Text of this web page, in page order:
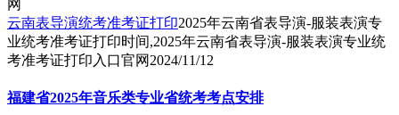
云南表导演统考准考证打印2025年云南省表导演-服装表演专
业统考准考证打印时间,2025年云南省表导演-服装表演专业统
考准考证打印入口官网 2024/11/12
福建省2025年音乐类专业省统考考点安排